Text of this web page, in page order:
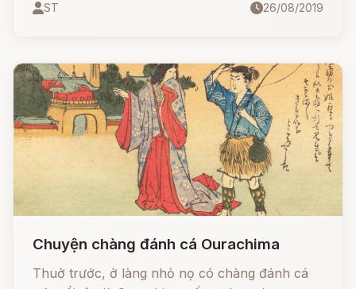
ST 26/08/2019
Chuyện chàng đánh cá Ourachima
Thuở trước, ở làng nhỏ nọ có chàng đánh cá